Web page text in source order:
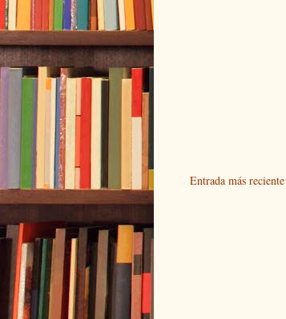
Entrada más reciente